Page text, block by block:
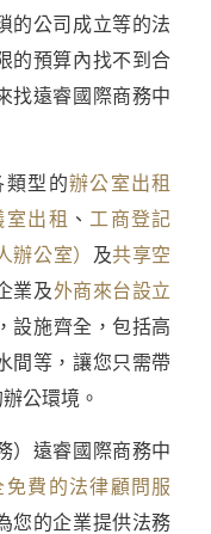
的公司成立等的法
的預算內找不到合
找遠睿國際商務中
類型的辦公室出租
室出租 、 工商登記
辦公室） 及共享空
業及外商來台設立
，設施齊全，包括高
間等，讓您只需帶
公環境。
）遠睿國際商務中
免費的法律顧問服
您的企業提供法務